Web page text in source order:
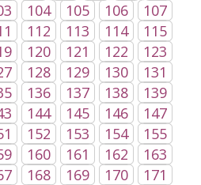
104 105 106
107
112 113 114
115
120 121 122
123
128 129 130
131
136 137 138
139
144 145 146
147
152 153 154
155
160 161 162
163
168 169 170
171